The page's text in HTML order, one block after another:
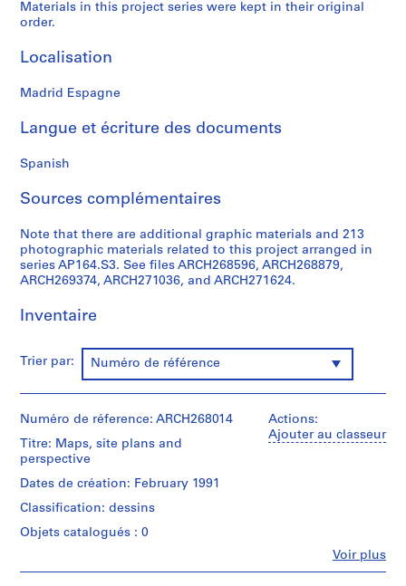
AP164.S1
r
j
t
o
i
d
e
o
v
y
p
i
s
c
n
c
Materials in this project series were kept in their original
order.
Localisation
Madrid Espagne
Langue et écriture des documents
Spanish
Sources complémentaires
Note that there are additional graphic materials and 213
photographic materials related to this project arranged in
series AP164.S3. See files ARCH268596, ARCH268879,
ARCH269374, ARCH271036, and ARCH271624.
Inventaire
Trier par: Numéro de référence
Actions:
Ajouter au classeur
Voir plus
Numéro de réference: ARCH268014
Titre: Maps, site plans and
perspective
Dates de création: February 1991
Classification: dessins
Objets catalogués : 0